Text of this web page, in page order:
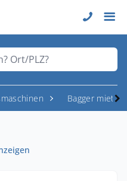
Ort/PLZ?
Bagger mieten